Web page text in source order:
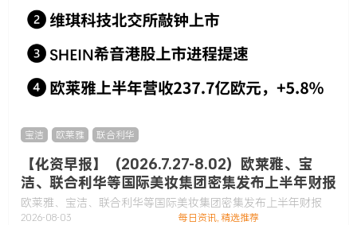
宝洁 欧莱雅 联合利华
【化资早报】（2026.7.27-8.02）欧莱雅、宝
洁、联合利华等国际美妆集团密集发布上半年财报
欧莱雅、宝洁、联合利华等国际美妆集团密集发布上半年财报
2026-08-03 每日资讯,精选推荐